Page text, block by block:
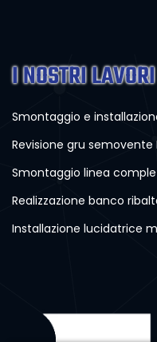
I NOSTRI LAVORI
Smontaggio e
Revisione gru semovente
Smontaggio linea
Realizzazione banco
Installazione lucidatrice